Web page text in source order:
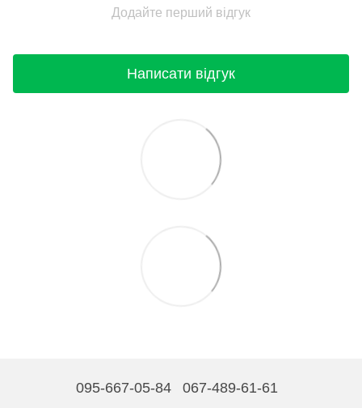
Додайте перший відгук
Написати відгук
095-667-05-84 067-489-61-61